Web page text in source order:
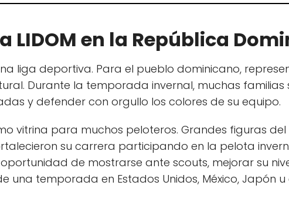
LIDOM en la República
liga deportiva. Para el pueblo dominicano,
Durante la temporada invernal, muchas familias
y defender con orgullo los colores de su equipo.
vitrina para muchos peloteros. Grandes figuras del
su carrera participando en la pelota
de mostrarse ante scouts, mejorar su
una temporada en Estados Unidos, México, Japón u